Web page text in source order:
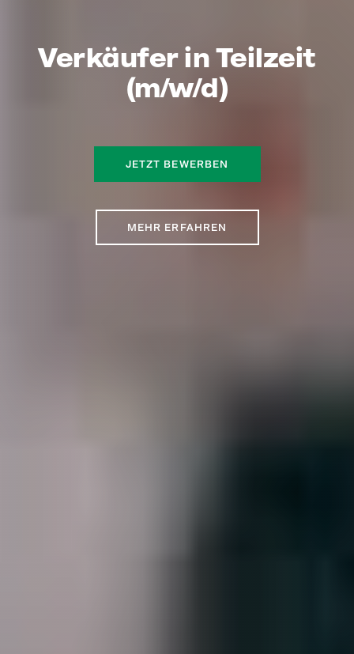
Verkäufer in Teilzeit
(m/w/d)
JETZT BEWERBEN
MEHR ERFAHREN